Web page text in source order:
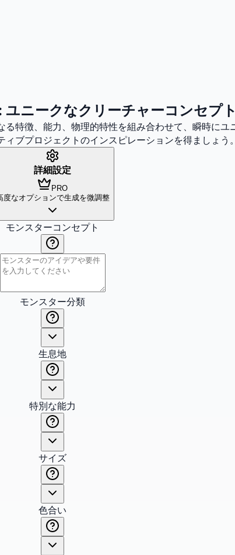
ニークなクリーチャーコンセプ
特徴、能力、物理的特性を組み合わせて、瞬時に
ブプロジェクトのインスピレーションを得ましょう。
詳細設定
PRO
度なオプションで生成を微調整
モンスターコンセプト
モンスター分類
生息地
特別な能力
サイズ
色合い